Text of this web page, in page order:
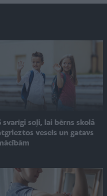
svarīgi soļi, lai bērns skolā
vesels un gatavs